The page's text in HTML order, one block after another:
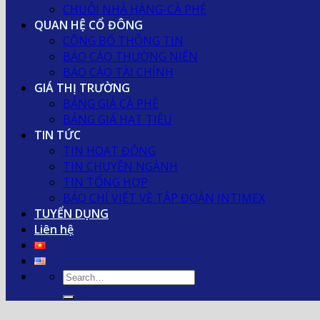
CHUỖI NHÀ HÀNG-CÀ PHÊ
QUAN HỆ CỔ ĐÔNG
CÔNG BỐ THÔNG TIN
BÁO CÁO THƯỜNG NIÊN
BÁO CÁO TÀI CHÍNH
GIÁ THỊ TRƯỜNG
BẢNG GIÁ CÀ PHÊ
BẢNG GIÁ HẠT TIÊU
TIN TỨC
TIN HOẠT ĐỘNG
TIN CHUYÊN NGÀNH
TIN TỔNG HỢP
BÁO CHÍ VIẾT VỀ TẬP ĐOÀN INTIMEX
TUYỂN DỤNG
Liên hệ